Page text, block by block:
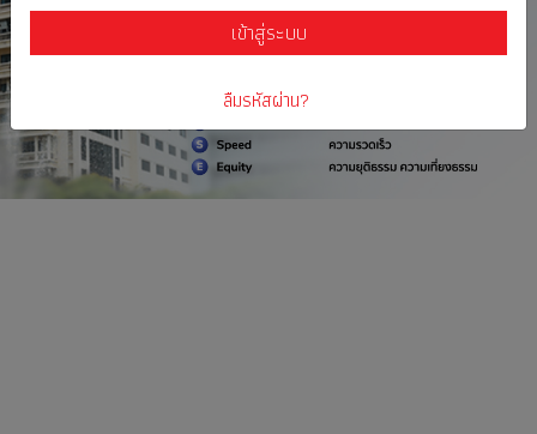
เข้าสู่ระบบ
ลืมรหัสผ่าน?